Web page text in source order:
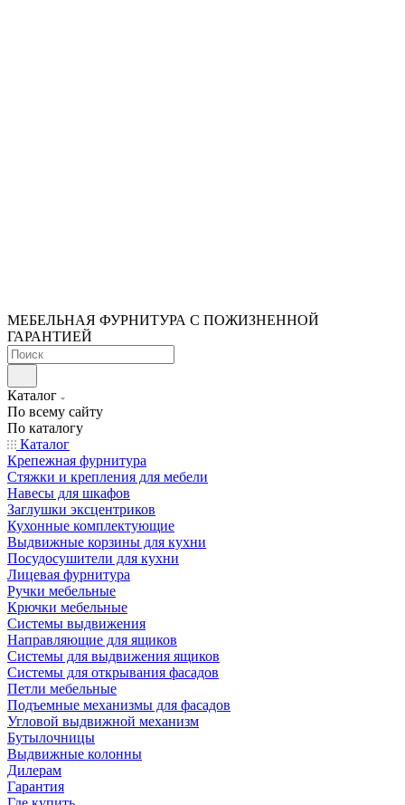
МЕБЕЛЬНАЯ ФУРНИТУРА С ПОЖИЗНЕННОЙ
ГАРАНТИЕЙ
Каталог
По всему сайту
По каталогу
Каталог
Крепежная фурнитура
Стяжки и крепления для мебели
Навесы для шкафов
Заглушки эксцентриков
Кухонные комплектующие
Выдвижные корзины для кухни
Посудосушители для кухни
Лицевая фурнитура
Ручки мебельные
Крючки мебельные
Системы выдвижения
Направляющие для ящиков
Системы для выдвижения ящиков
Системы для открывания фасадов
Петли мебельные
Подъемные механизмы для фасадов
Угловой выдвижной механизм
Бутылочницы
Выдвижные колонны
Дилерам
Гарантия